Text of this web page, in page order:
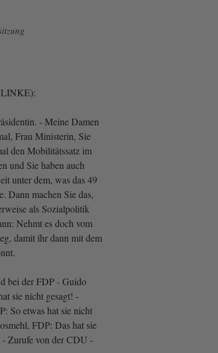
- Meine Damen
Frau Ministerin, Sie
den Mobilitätssatz im
und Sie haben auch
unter dem, was das 49
Dann machen Sie das,
als Sozialpolitik
Nehmt es doch vom
damit ihr dann mit dem
bei der FDP - Guido
sie nicht gesagt! -
So etwas hat sie nicht
FDP: Das hat sie
- Zurufe von der CDU -